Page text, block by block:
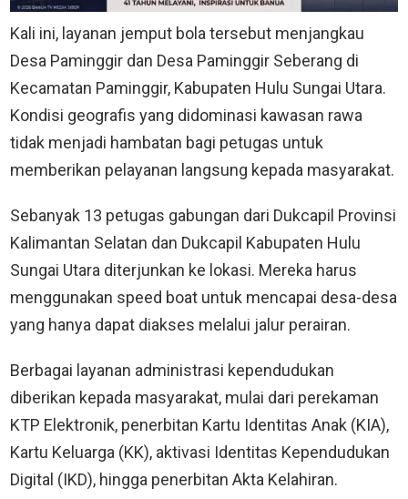
Kali ini, layanan jemput bola tersebut menjangkau
Desa Paminggir dan Desa Paminggir Seberang di
Kecamatan Paminggir, Kabupaten Hulu Sungai Utara.
Kondisi geografis yang didominasi kawasan rawa
tidak menjadi hambatan bagi petugas untuk
memberikan pelayanan langsung kepada masyarakat.
Sebanyak 13 petugas gabungan dari Dukcapil Provinsi
Kalimantan Selatan dan Dukcapil Kabupaten Hulu
Sungai Utara diterjunkan ke lokasi. Mereka harus
menggunakan speed boat untuk mencapai desa-desa
yang hanya dapat diakses melalui jalur perairan.
Berbagai layanan administrasi kependudukan
diberikan kepada masyarakat, mulai dari perekaman
KTP Elektronik, penerbitan Kartu Identitas Anak (KIA),
Kartu Keluarga (KK), aktivasi Identitas Kependudukan
Digital (IKD), hingga penerbitan Akta Kelahiran.